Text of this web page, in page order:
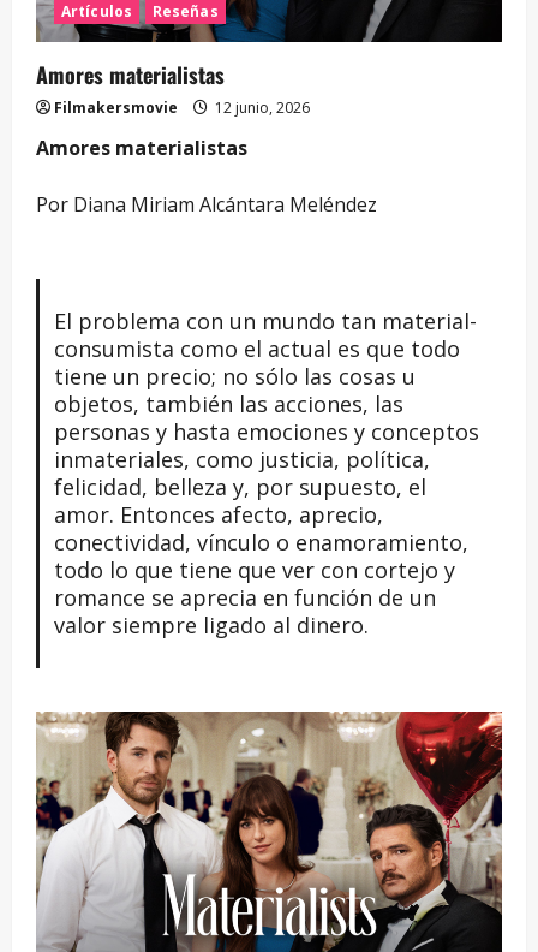
Artículos Reseñas
Amores materialistas
Filmakersmovie 12 junio, 2026
Amores materialistas
Por Diana Miriam Alcántara Meléndez
El problema con un mundo tan material-
consumista como el actual es que todo
tiene un precio; no sólo las cosas u
objetos, también las acciones, las
personas y hasta emociones y conceptos
inmateriales, como justicia, política,
felicidad, belleza y, por supuesto, el
amor. Entonces afecto, aprecio,
conectividad, vínculo o enamoramiento,
todo lo que tiene que ver con cortejo y
romance se aprecia en función de un
valor siempre ligado al dinero.